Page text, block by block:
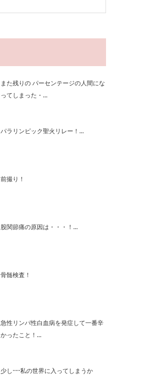
また残りの パーセンテージの人間にな
ってしまった・...
パラリンピック聖火リレー！...
前撮り！
股関節痛の原因は・・・！...
骨髄検査！
急性リンパ性白血病を発症して一番辛
かったこと！...
少し·····私の世界に入ってしまうか